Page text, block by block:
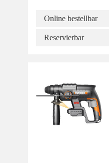
Online bestellbar
Reservierbar